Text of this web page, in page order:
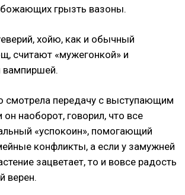
грызть вазоны.
хойю, как и обычный
считают «мужегонкой» и
вампиршей.
смотрела передачу с выступающим
он наоборот, говорил, что все
«успокоин», помогающий
конфликты, а если у замужней
зацветает, то и вовсе радость
верен.